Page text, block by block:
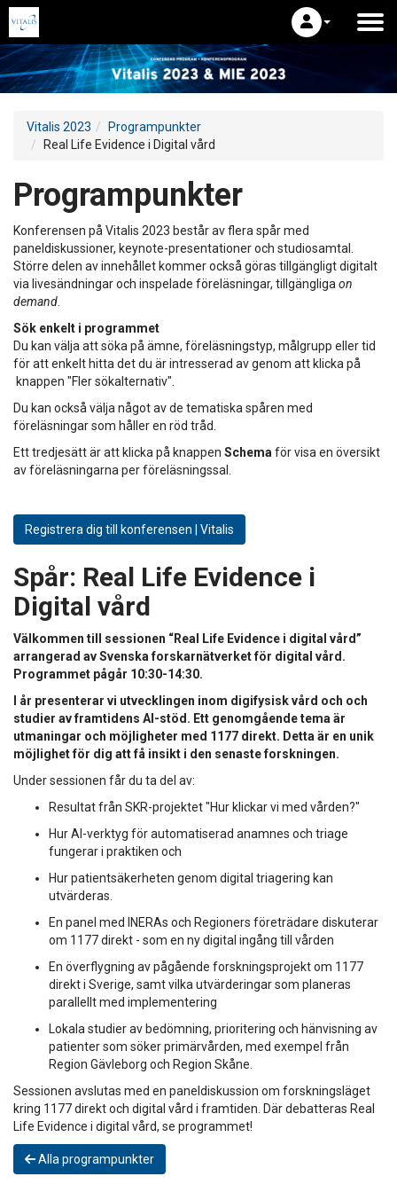
Vitalis 2023
Programpunkter
Real Life Evidence i Digital vård
Programpunkter
Konferensen på Vitalis 2023 består av flera spår med
paneldiskussioner, keynote-presentationer och studiosamtal.
Större delen av innehållet kommer också göras tillgängligt digitalt
via livesändningar och inspelade föreläsningar, tillgängliga on
demand
Sök enkelt i programmet
Du kan välja att söka på ämne, föreläsningstyp, målgrupp eller tid
för att enkelt hitta det du är intresserad av genom att klicka på
knappen "Fler sökalternativ".
Du kan också välja något av de tematiska spåren med
föreläsningar som håller en röd tråd.
Ett tredjesätt är att klicka på knappen Schema för visa en översikt
av föreläsningarna per föreläsningssal.
Registrera dig till konferensen | Vitalis
Spår: Real Life Evidence i
Digital vård
Välkommen till sessionen “Real Life Evidence i digital vård”
arrangerad av Svenska forskarnätverket för digital vård.
Programmet pågår 10:30-14:30.
I år presenterar vi utvecklingen inom digifysisk vård och och
studier av framtidens AI-stöd. Ett genomgående tema är
utmaningar och möjligheter med 1177 direkt. Detta är en unik
möjlighet för dig att få insikt i den senaste forskningen.
Under sessionen får du ta del av:
Resultat från SKR-projektet "Hur klickar vi med vården?"
Hur AI-verktyg för automatiserad anamnes och triage
fungerar i praktiken och
Hur patientsäkerheten genom digital triagering kan
utvärderas.
En panel med INERAs och Regioners företrädare diskuterar
om 1177 direkt - som en ny digital ingång till vården
En överflygning av pågående forskningsprojekt om 1177
direkt i Sverige, samt vilka utvärderingar som planeras
parallellt med implementering
Lokala studier av bedömning, prioritering och hänvisning av
patienter som söker primärvården, med exempel från
Region Gävleborg och Region Skåne.
Sessionen avslutas med en paneldiskussion om forskningsläget
kring 1177 direkt och digital vård i framtiden. Där debatteras Real
Life Evidence i digital vård, se programmet!
Alla programpunkter